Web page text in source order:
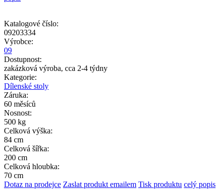
Katalogové číslo:
09203334
Výrobce:
09
Dostupnost:
zakázková výroba, cca 2-4 týdny
Kategorie:
Dílenské stoly
Záruka:
60 měsíců
Nosnost:
500 kg
Celková výška:
84 cm
Celková šířka:
200 cm
Celková hloubka:
70 cm
Dotaz na prodejce Zaslat produkt emailem Tisk produktu celý popis